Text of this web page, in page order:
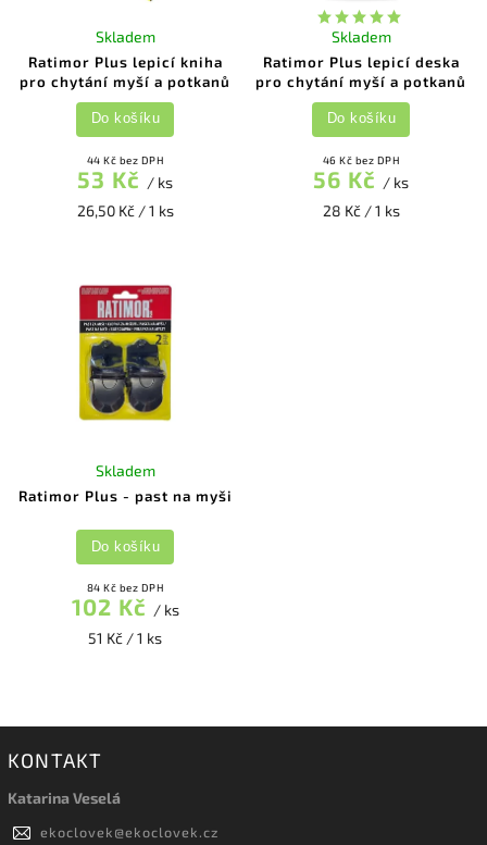
Ratimor Plus lepicí kniha
pro chytání myší a potkanů
Skladem
44 Kč bez DPH
53 Kč / ks
26,50 Kč / 1 ks
Do košíku
Ratimor Plus lepicí deska
pro chytání myší a potkanů
Skladem
46 Kč bez DPH
56 Kč / ks
28 Kč / 1 ks
Do košíku
Ratimor Plus - past na myši
Skladem
84 Kč bez DPH
102 Kč / ks
51 Kč / 1 ks
Do košíku
KONTAKT
Katarina Veselá
ekoclovek@ekoclovek.cz